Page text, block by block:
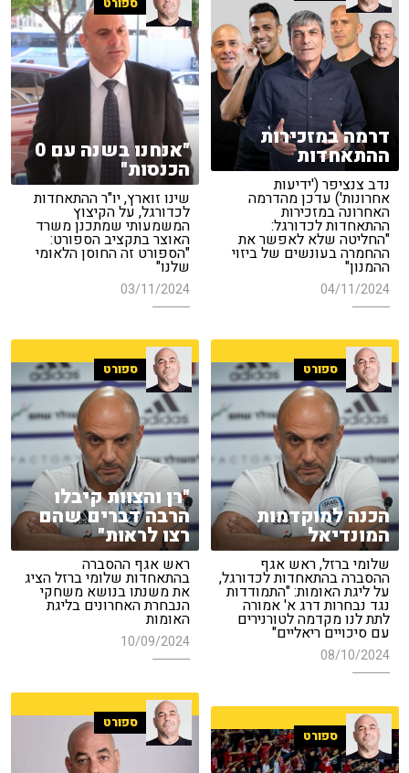
דרמה במזכירות
ההתאחדות
נדב צנציפר ('ידיעות
אחרונות') עדכן מהדרמה
האחרונה במזכירות
ההתאחדות לכדורגל:
"החליטה שלא לאפשר את
ההחמרה בעונשים של ביזוי
ההמנון"
04/11/2024
"אנחנו בשנה עם 0
הכנסות"
שינו זוארץ, יו"ר ההתאחדות
לכדורגל, על הקיצוץ
המשמעותי שמתכנן משרד
האוצר בתקציב הספורט:
"הספורט זה החוסן הלאומי
שלנו"
03/11/2024
ספורט
הכנה למוקדמות
המונדיאל
שלומי ברזל, ראש אגף
ההסברה בהתאחדות לכדורגל,
על ליגת האומות: "התמודדות
נגד נבחרות דרג א' אמורה
לתת לנו מקדמה לטורנירים
עם סיכויים ריאליים"
08/10/2024
ספורט
"רן והצוות קיבלו
הרבה דברים שהם
רצו לראות"
ראש אגף ההסברה
בהתאחדות שלומי ברזל הציג
את משנתו בנושא משחקי
הנבחרת האחרונים בליגת
האומות
10/09/2024
ספורט
ספורט